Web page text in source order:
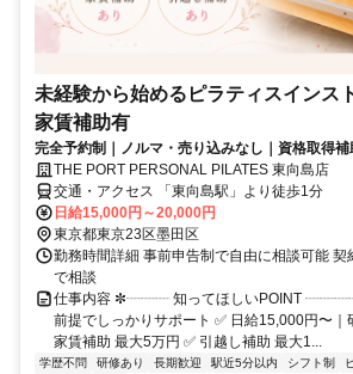
未経験から始めるピラティスインス
家賃補助有
完全予約制｜ノルマ・売り込みなし｜資格取得補
THE PORT PERSONAL PILATES 東向島店
交通・アクセス 「東向島駅」より徒歩1分
日給15,000円～20,000円
東京都東京23区墨田区
勤務時間詳細 事前申告制で自由に相談可能 契
で相談
仕事内容 ✼┈┈┈ 知ってほしいPOINT
前提でしっかりサポート ✅ 日給15,000円〜｜
家賃補助 最大5万円 ✅ 引越し補助 最大1...
学歴不問 研修あり 長期歓迎 駅近5分以内 シフト制